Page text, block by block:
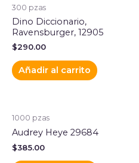
300 pzas
Dino Diccionario,
Ravensburger, 12905
$290.00
Añadir al carrito
1000 pzas
Audrey Heye 29684
$385.00